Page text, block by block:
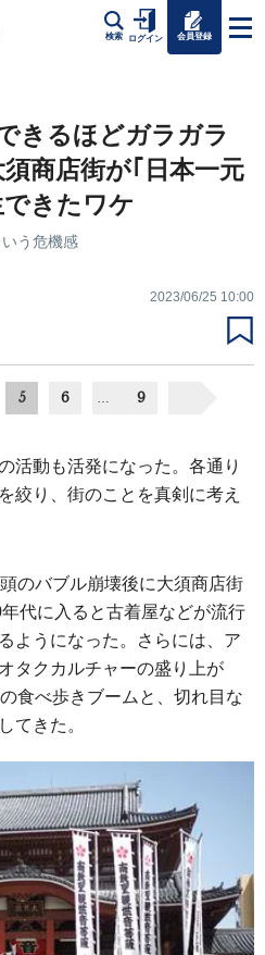
検索 ログイン 会員登録
きるほどガラガラ
商店街が｢日本一元
きたワケ
いう危機感
2023/06/25 10:00
5 6 … 9
活動も活発になった。各通り
絞り、街のことを真剣に考え
のバブル崩壊後に大須商店街
代に入ると古着屋などが流行
ようになった。さらには、ア
タクカルチャーの盛り上が
食べ歩きブームと、切れ目な
てきた。